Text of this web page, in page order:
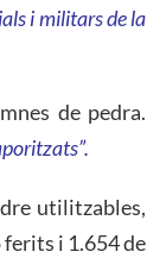
i militars de la
de pedra.
utilitzables,
i 1.654 de